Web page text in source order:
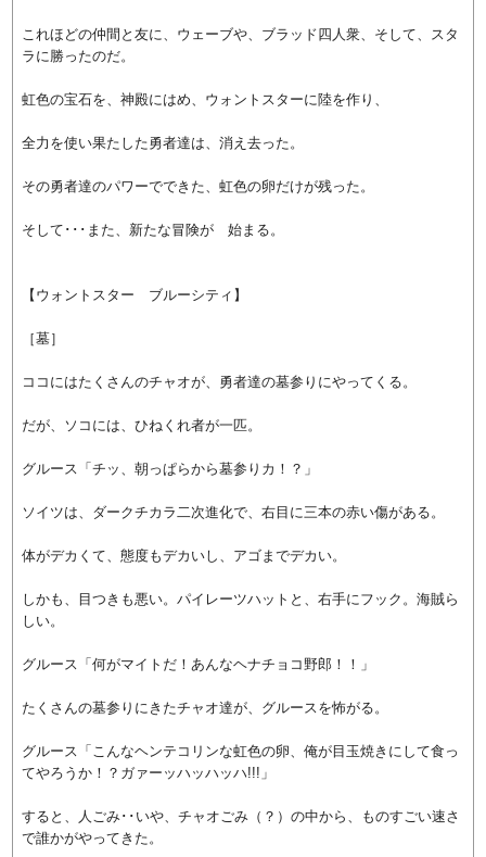
これほどの仲間と友に、ウェーブや、ブラッド四人衆、そして、スタ
ラに勝ったのだ。
虹色の宝石を、神殿にはめ、ウォントスターに陸を作り、
全力を使い果たした勇者達は、消え去った。
その勇者達のパワーでできた、虹色の卵だけが残った。
そして･･･また、新たな冒険が 始まる。
【ウォントスター ブルーシティ】
［墓］
ココにはたくさんのチャオが、勇者達の墓参りにやってくる。
だが、ソコには、ひねくれ者が一匹。
グルース「チッ、朝っぱらから墓参りカ！？」
ソイツは、ダークチカラ二次進化で、右目に三本の赤い傷がある。
体がデカくて、態度もデカいし、アゴまでデカい。
しかも、目つきも悪い。パイレーツハットと、右手にフック。海賊ら
しい。
グルース「何がマイトだ！あんなヘナチョコ野郎！！」
たくさんの墓参りにきたチャオ達が、グルースを怖がる。
グルース「こんなヘンテコリンな虹色の卵、俺が目玉焼きにして食っ
てやろうか！？ガァーッハッハッハ!!!」
すると、人ごみ･･いや、チャオごみ（？）の中から、ものすごい速さ
で誰かがやってきた。